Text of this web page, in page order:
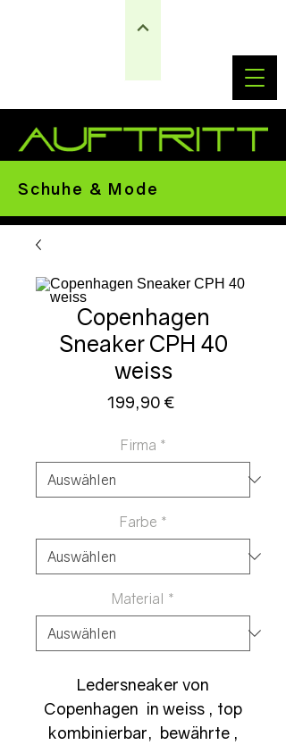
Schuhe & Mode
Copenhagen
Sneaker CPH 40
weiss
199,90 €Preis
Firma *
Farbe *
Material *
Ledersneaker von
Copenhagen in weiss , top
kombinierbar, bewährte ,